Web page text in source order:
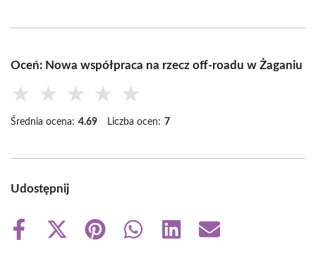
Oceń: Nowa współpraca na rzecz off-roadu w Żaganiu
★ ★ ★ ★ ★
Średnia ocena: 4.69 Liczba ocen: 7
Udostępnij
Share
Share
Share
Share
Share
Share